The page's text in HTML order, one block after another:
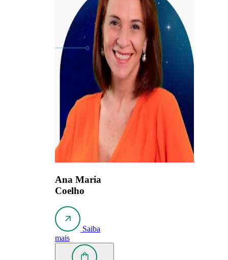
Ana Maria
Coelho
Saiba
mais